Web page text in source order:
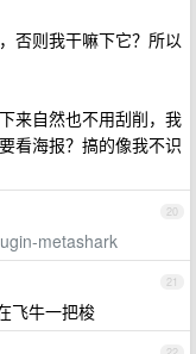
否则我干嘛下它？所以
来自然也不用刮削，我
看海报？搞的像我不识
20
metashark
21
飞牛一把梭